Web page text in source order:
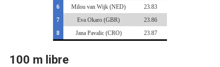
6
Milou van Wijk (NED)
23.83
7
Eva Okaro (GBR)
23.86
8
Jana Pavalic (CRO) 23.87
100 m libre